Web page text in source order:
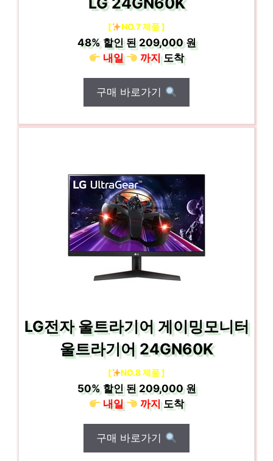
[ NO.7 제품 ]
48%할인 된209,000 원
내일
까지도착
구매 바로가기
LG전자 울트라기어 게이밍모니터
울트라기어 24GN60K
[ NO.8 제품 ]
50%할인 된209,000 원
내일
까지도착
구매 바로가기